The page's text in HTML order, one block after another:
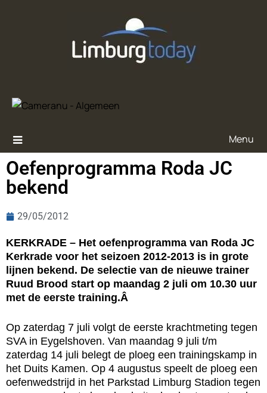
Menu
Oefenprogramma Roda JC
bekend
29/05/2012
KERKRADE – Het oefenprogramma van Roda JC
Kerkrade voor het seizoen 2012-2013 is in grote
lijnen bekend. De selectie van de nieuwe trainer
Ruud Brood start op maandag 2 juli om 10.30 uur
met de eerste training.Â
Op zaterdag 7 juli volgt de eerste krachtmeting tegen
SVA in Eygelshoven. Van maandag 9 juli t/m
zaterdag 14 juli belegt de ploeg een trainingskamp in
het Duits Kamen. Op 4 augustus speelt de ploeg een
oefenwedstrijd in het Parkstad Limburg Stadion tegen